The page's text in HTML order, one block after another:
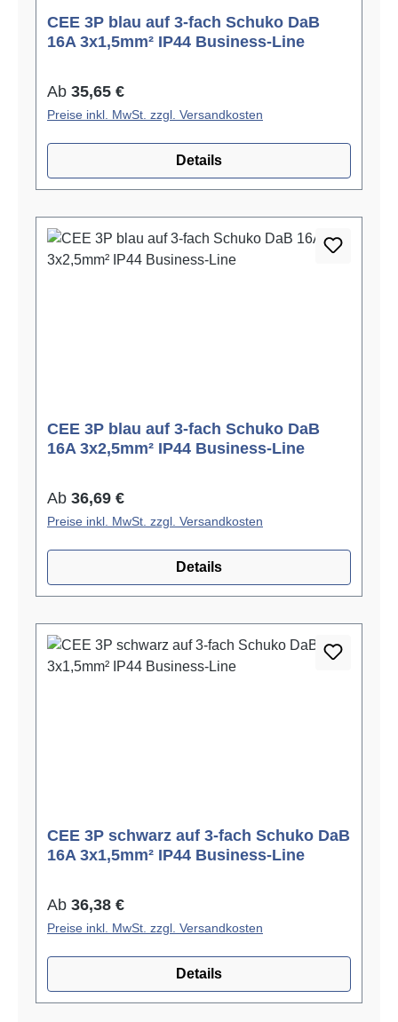
CEE 3P blau auf 3-fach Schuko DaB
16A 3x1,5mm² IP44 Business-Line
Regulärer Preis:
Ab 35,65 €
Preise inkl. MwSt. zzgl. Versandkosten
Details
CEE 3P blau auf 3-fach Schuko DaB
16A 3x2,5mm² IP44 Business-Line
Regulärer Preis:
Ab 36,69 €
Preise inkl. MwSt. zzgl. Versandkosten
Details
CEE 3P schwarz auf 3-fach Schuko DaB
16A 3x1,5mm² IP44 Business-Line
Regulärer Preis:
Ab 36,38 €
Preise inkl. MwSt. zzgl. Versandkosten
Details